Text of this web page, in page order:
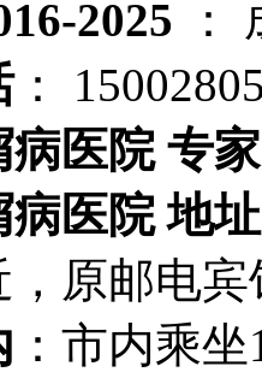
2025
：
：
医院 专
医院 地址
，原邮电
：市内乘